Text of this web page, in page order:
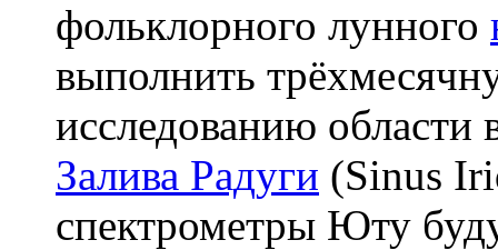
фольклорного лунного
выполнить
исследованию области
Залива Радуги (Sinus
спектрометры Юту